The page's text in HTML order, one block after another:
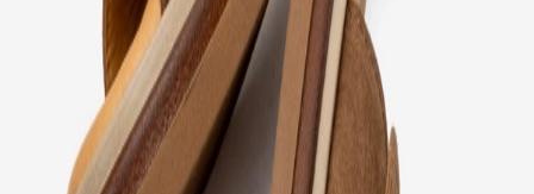
Fırsat Kombini Componenti Buraya Gelecek
ÜRÜN HAKKINDA